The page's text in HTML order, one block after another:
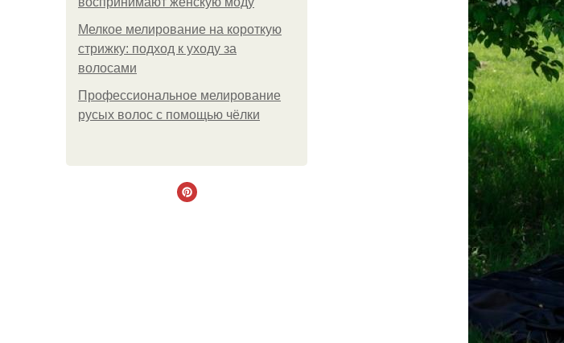
Мелкое мелирование на короткую
стрижку: подход к уходу за
волосами
Профессиональное мелирование
русых волос с помощью чёлки